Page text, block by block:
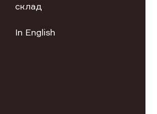
склад
In English